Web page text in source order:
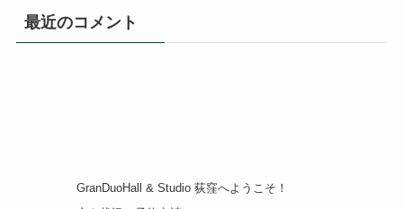
最近のコメント
GranDuoHall & Studio 荻窪へようこそ！